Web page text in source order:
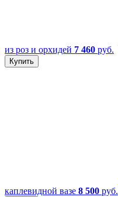
из роз и орхидей 7 460 руб.
Купить
каплевидной вазе 8 500 руб.